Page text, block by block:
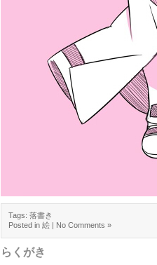
Tags: 落書き
Posted in 絵 | No Comments »
らくがき